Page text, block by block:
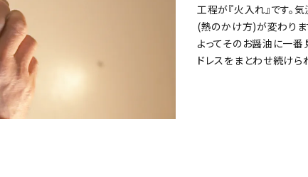
工程が『火入れ』です。
(熱のかけ方)が変わりま
よってそのお醤油に一
ドレスをまとわせ続け